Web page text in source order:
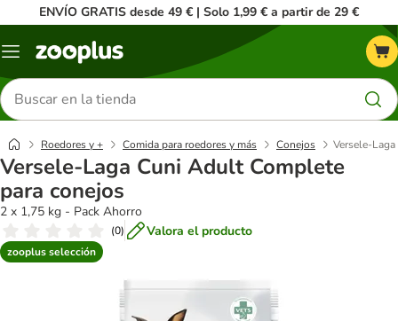
ENVÍO GRATIS desde 49 € | Solo 1,99 € a partir de 29 €
Menú
Buscar
productos
Roedores y + Comida para roedores y más Conejos Versele-
Versele-Laga Cuni Adult Complete
para conejos
2 x 1,75 kg - Pack Ahorro
(0) Valora el producto
zooplus selección